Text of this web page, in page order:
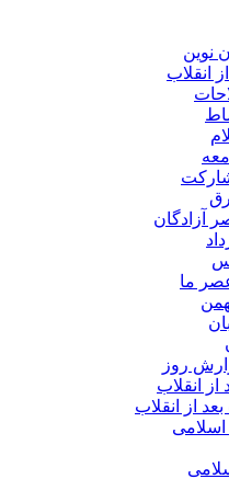
نوین
انقلاب
آزادگان
ما
روز
از انقلاب
از انقلاب